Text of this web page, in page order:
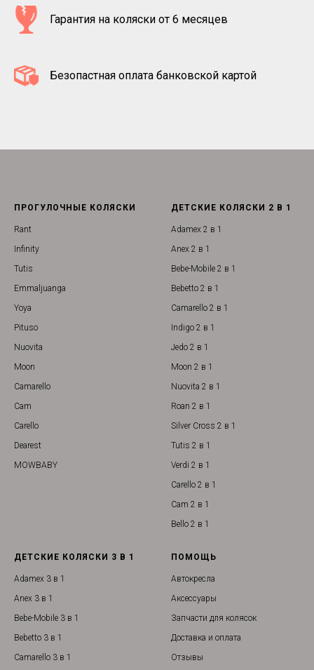
Гарантия на коляски от 6 месяцев
Безопастная оплата банковской картой
ПРОГУЛОЧНЫЕ КОЛЯСКИ
Rant
Infinity
Tutis
Emmaljuanga
Yoya
Pituso
Nuovita
Moon
Camarello
Cam
Carello
Dearest
MOWBABY
ДЕТСКИЕ КОЛЯСКИ 2 В 1
Adamex 2 в 1
Anex 2 в 1
Bebe-Mobile 2 в 1
Bebetto 2 в 1
Camarello 2 в 1
Indigo 2 в 1
Jedo 2 в 1
Moon 2 в 1
Nuovita 2 в 1
Roan 2 в 1
Silver Cross 2 в 1
Tutis 2 в 1
Verdi 2 в 1
Carello 2 в 1
Cam 2 в 1
Bello 2 в 1
ДЕТСКИЕ КОЛЯСКИ 3 В 1
Adamex 3 в 1
Anex 3 в 1
Bebe-Mobile 3 в 1
Bebetto 3 в 1
Camarello 3 в 1
ПОМОЩЬ
Автокресла
Аксессуары
Запчасти для колясок
Доставка и оплата
Отзывы